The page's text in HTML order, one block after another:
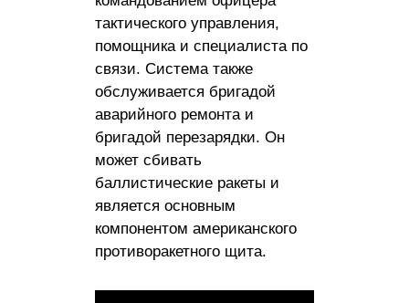
тактического управления,
помощника и специалиста по
связи. Система также
обслуживается бригадой
аварийного ремонта и
бригадой перезарядки. Он
может сбивать
баллистические ракеты и
является основным
компонентом американского
противоракетного щита.